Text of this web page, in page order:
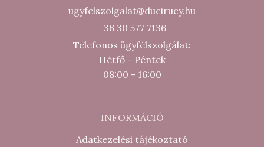
ugyfelszolgalat@ducirucy.hu
+36 30 577 7136
Telefonos ügyfélszolgálat:
Hétfő - Péntek
08:00 - 16:00
INFORMÁCIÓ
Adatkezelési tájékoztató